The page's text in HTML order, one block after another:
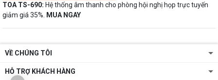
TOA TS-690: Hệ thống âm thanh cho phòng hội nghị họp trực tuyến
giảm giá 35%.
MUA NGAY
VỀ CHÚNG TÔI
HỖ TRỢ KHÁCH HÀNG